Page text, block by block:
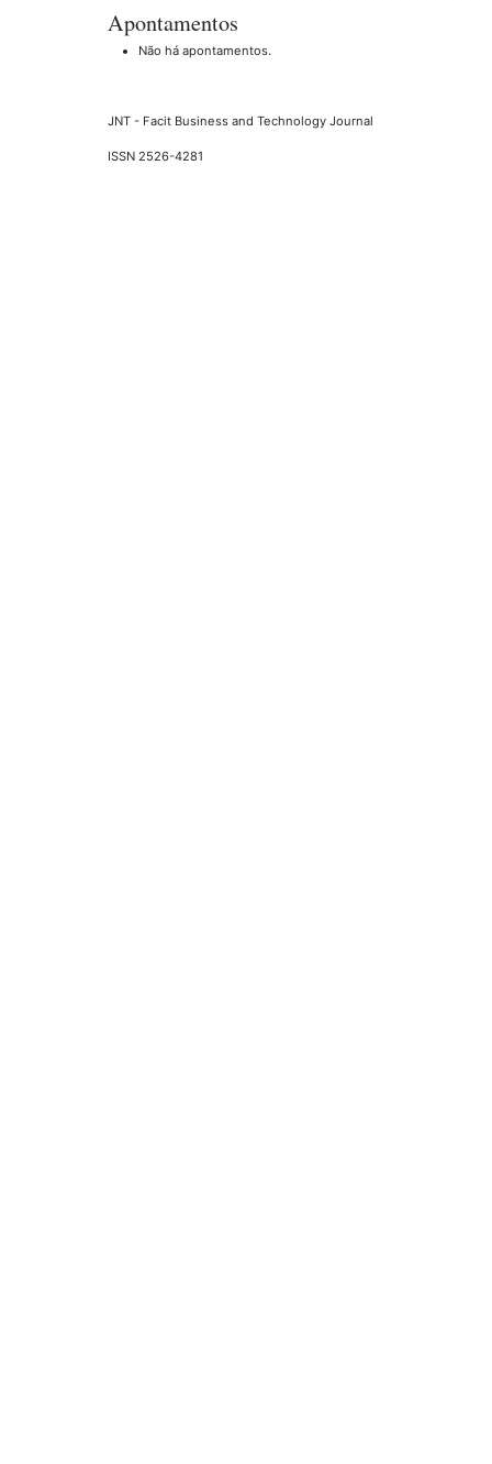
Apontamentos
Não há apontamentos.
JNT - Facit Business and Technology Journal
ISSN 2526-4281